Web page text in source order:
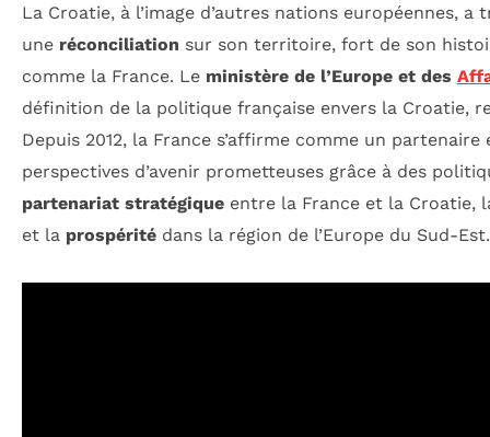
La Croatie, à l’image d’autres nations européennes,
une réconciliation sur son territoire, fort de son
comme la France. Le ministère de l’Europe et des
définition de la politique française envers la Croatie,
Depuis 2012, la France s’affirme comme un
perspectives d’avenir prometteuses grâce à des
partenariat stratégique entre la France et la Croatie,
et la prospérité dans la région de l’Europe du Sud-Est.